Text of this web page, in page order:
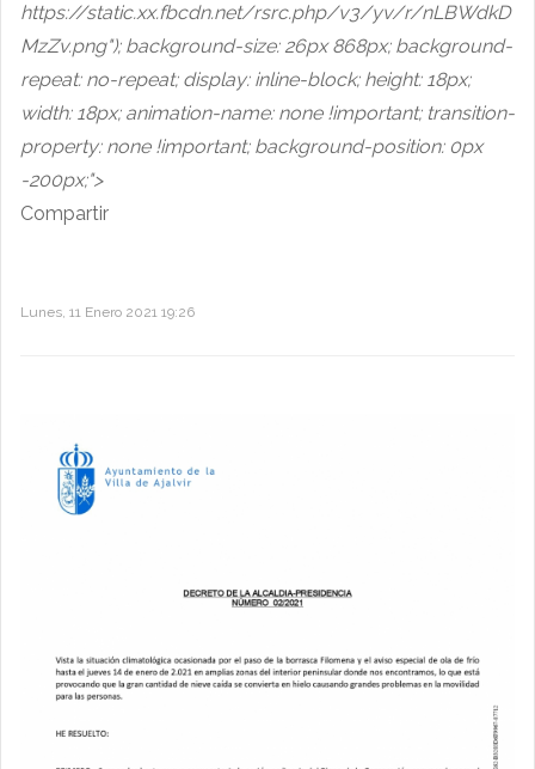
https://static.xx.fbcdn.net/rsrc.php/v3/yv/r/nLBWdkD
MzZv.png"); background-size: 26px 868px; background-
repeat: no-repeat; display: inline-block; height: 18px;
width: 18px; animation-name: none !important; transition-
property: none !important; background-position: 0px
-200px;">
Compartir
Lunes, 11 Enero 2021 19:26